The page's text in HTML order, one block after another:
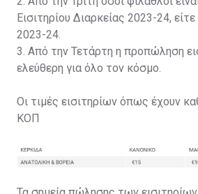
Εισιτηρίου Διαρκείας 2023-24,
2023-24.
3. Από την Τετάρτη η προπώληση
ελεύθερη για όλο τον κόσμο.
Οι τιμές εισιτηρίων όπως έχουν
ΚΟΠ